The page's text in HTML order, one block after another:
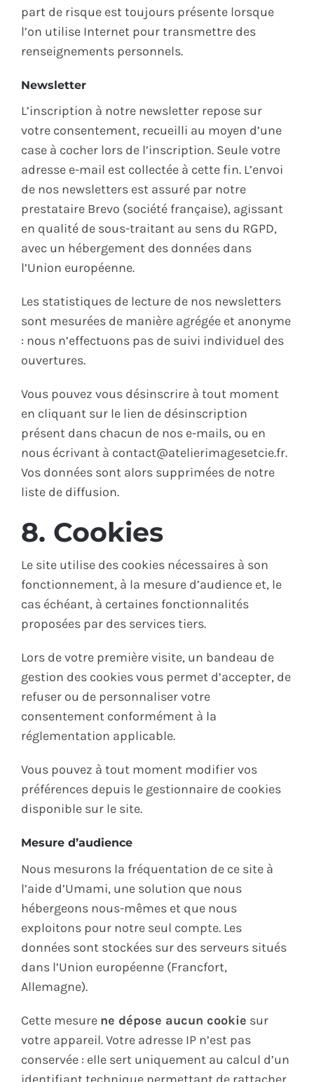
part de risque est toujours présente lorsque
l’on utilise Internet pour transmettre des
renseignements personnels.
Newsletter
L’inscription à notre newsletter repose sur
votre consentement, recueilli au moyen d’une
case à cocher lors de l’inscription. Seule votre
adresse e-mail est collectée à cette fin. L’envoi
de nos newsletters est assuré par notre
prestataire Brevo (société française), agissant
en qualité de sous-traitant au sens du RGPD,
avec un hébergement des données dans
l’Union européenne.
Les statistiques de lecture de nos newsletters
sont mesurées de manière agrégée et anonyme
: nous n’effectuons pas de suivi individuel des
ouvertures.
Vous pouvez vous désinscrire à tout moment
en cliquant sur le lien de désinscription
présent dans chacun de nos e-mails, ou en
nous écrivant à contact@atelierimagesetcie.fr.
Vos données sont alors supprimées de notre
liste de diffusion.
8. Cookies
Le site utilise des cookies nécessaires à son
fonctionnement, à la mesure d’audience et, le
cas échéant, à certaines fonctionnalités
proposées par des services tiers.
Lors de votre première visite, un bandeau de
gestion des cookies vous permet d’accepter, de
refuser ou de personnaliser votre
consentement conformément à la
réglementation applicable.
Vous pouvez à tout moment modifier vos
préférences depuis le gestionnaire de cookies
disponible sur le site.
Mesure d’audience
Nous mesurons la fréquentation de ce site à
l’aide d’Umami, une solution que nous
hébergeons nous-mêmes et que nous
exploitons pour notre seul compte. Les
données sont stockées sur des serveurs situés
dans l’Union européenne (Francfort,
Allemagne).
Cette mesure ne dépose aucun cookie sur
votre appareil. Votre adresse IP n’est pas
conservée : elle sert uniquement au calcul d’un
identifiant technique permettant de rattacher